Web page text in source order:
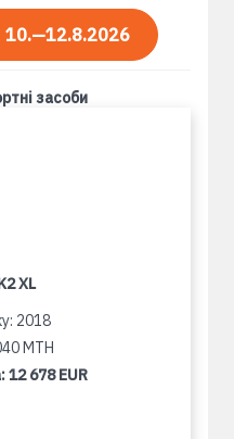
10.—12.8.2026
засоби
XL
2018
MTH
12 678 EUR